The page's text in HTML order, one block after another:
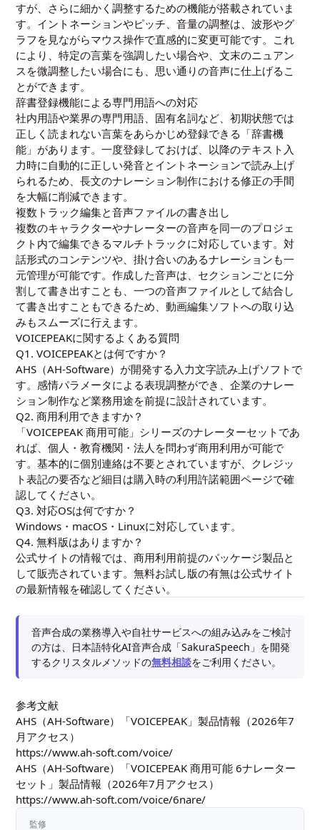
すが、さらに細かく調整するための機能が搭載されていま
す。イントネーションやピッチ、音量の調整は、波形やグ
ラフを見ながらマウス操作で直感的に変更可能です。これ
により、特定の言葉を強調したい場合や、文末のニュアン
スを微調整したい場合にも、思い通りの音声に仕上げるこ
とができます。
辞書登録機能による専門用語への対応
社内用語や業界の専門用語、固有名詞など、初期状態では
正しく読まれない言葉をあらかじめ登録できる「辞書機
能」があります。一度登録しておけば、以降のテキスト入
力時に自動的に正しい発音とイントネーションで読み上げ
られるため、長文のナレーション制作における修正の手間
を大幅に削減できます。
複数トラック編集と音声ファイルの書き出し
複数のキャラクターやナレーターの音声を同一のプロジェ
クト内で編集できるマルチトラックに対応しています。対
話形式のコンテンツや、掛け合いのあるナレーションも一
元管理が可能です。作成した音声は、セクションごとに分
割して書き出すことも、一つの音声ファイルとして結合し
て書き出すこともできるため、動画編集ソフトへの取り込
みもスムーズに行えます。
VOICEPEAKに関するよくある質問
Q1. VOICEPEAKとは何ですか？
AHS（AH-Software）が開発する入力文字読み上げソフトで
す。感情パラメータによる表現調整ができ、企業のナレー
ション制作など業務用途を前提に設計されています。
Q2. 商用利用できますか？
「VOICEPEAK 商用可能」シリーズのナレーターセットであ
れば、個人・教育機関・法人を問わず商用利用が可能で
す。基本的に個別連絡は不要とされていますが、クレジッ
ト表記の要否など細目は購入時の利用許諾範囲ページで確
認してください。
Q3. 対応OSは何ですか？
Windows・macOS・Linuxに対応しています。
Q4. 無料版はありますか？
公式サイトの情報では、商用利用前提のパッケージ製品と
して販売されています。無料お試し版の有無は公式サイト
の最新情報を確認してください。
音声合成の業務導入や自社サービスへの組み込みをご検討
の方は、日本語特化AI音声合成「SakuraSpeech」を開発
するクリスタルメソッドの無料相談をご利用ください。
参考文献
AHS（AH-Software）「VOICEPEAK」製品情報（2026年7
月アクセス）
https://www.ah-soft.com/voice/
AHS（AH-Software）「VOICEPEAK 商用可能 6ナレーター
セット」製品情報（2026年7月アクセス）
https://www.ah-soft.com/voice/6nare/
監修